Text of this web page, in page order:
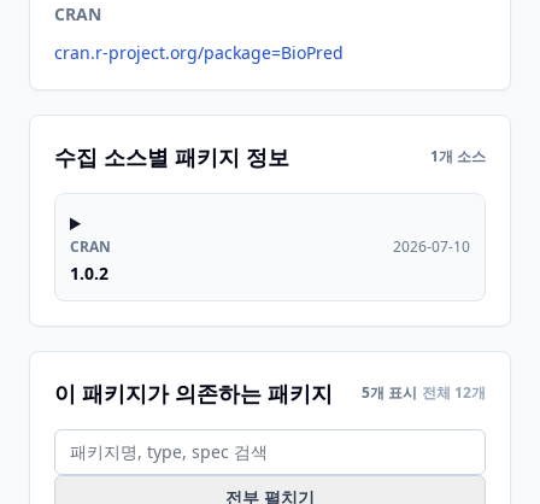
CRAN
cran.r-project.org/package=BioPred
수집 소스별 패키지 정보 1개 소스
CRAN
1.0.2
2026-07-10
이 패키지가 의존하는 패키지 5개 표시 전체 12개
전부 펼치기